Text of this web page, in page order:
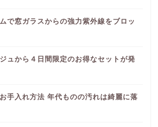
で窓ガラスからの強力紫外線をブロッ
ュから４日間限定のお得なセットが発
手入れ方法 年代ものの汚れは綺麗に落